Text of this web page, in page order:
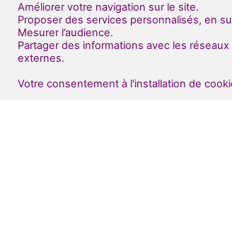
Améliorer votre navigation sur le site.
Proposer des services personnalisés, en
Mesurer l’audience.
Partager des informations avec les
externes.
Votre consentement à l'installation de